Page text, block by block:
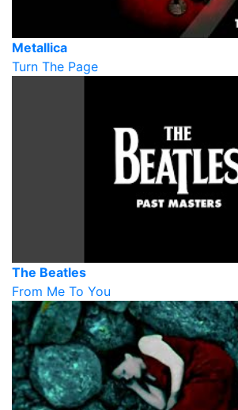
Metallica
Turn The Page
The Beatles
From Me To You